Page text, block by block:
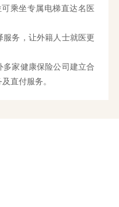
乘坐专属电梯直达名医
务，让外籍人士就医更
家健康保险公司建立合
直付服务。